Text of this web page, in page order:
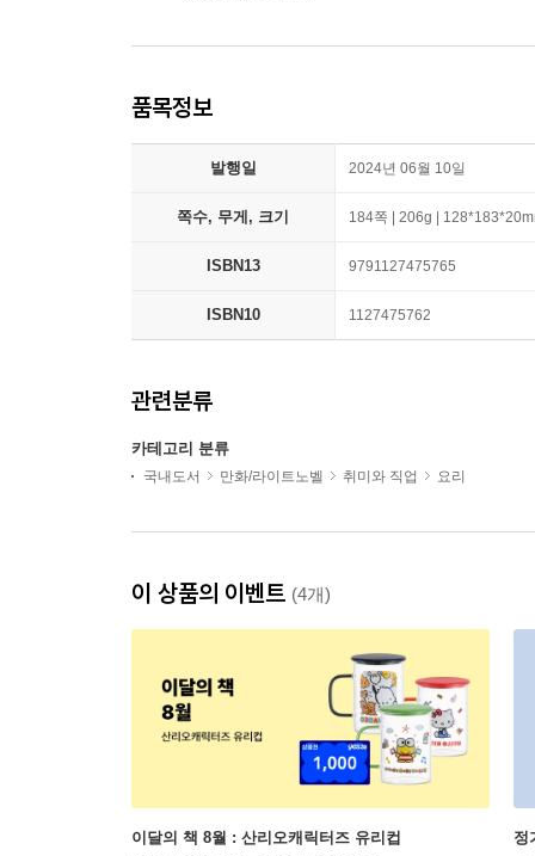
품목정보
발행일 2024년 06월 10일
쪽수, 무게, 크기 184쪽 | 206g |
ISBN13 9791127475765
ISBN10 1127475762
관련분류
카테고리 분류
국내도서 만화/라이트노벨 취미와 직업 요리
이 상품의 이벤트 (4개)
이달의 책 8월 : 산리오캐릭터즈 유리컵 정